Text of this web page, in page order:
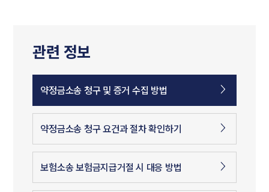
관련 정보
약정금소송 청구 및 증거 수집 방법
약정금소송 청구 요건과 절차 확인하기
보험소송 보험금지급거절 시 대응 방법